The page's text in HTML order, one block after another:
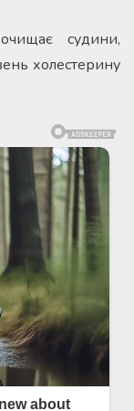
судини,
холестерину